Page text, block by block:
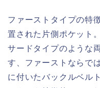
ファーストタイプの特
置された片側ポケット
サードタイプのような
す、ファーストならで
に付いたバックルベル